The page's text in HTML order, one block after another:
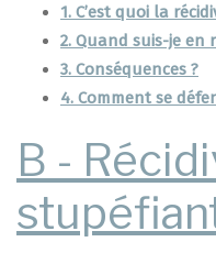
1. C’est quoi la
2. Quand suis-je en
3. Conséquences ?
4. Comment se
B -